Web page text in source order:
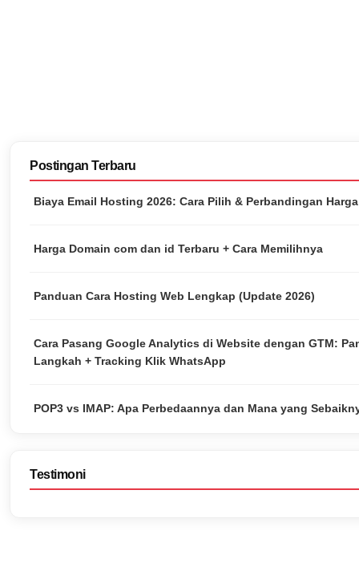
Postingan Terbaru
Biaya Email Hosting 2026: Cara Pilih & Perbandingan
Harga Domain com dan id Terbaru + Cara Memilihnya
Panduan Cara Hosting Web Lengkap (Update 2026)
Cara Pasang Google Analytics di Website dengan GTM:
Langkah + Tracking Klik WhatsApp
POP3 vs IMAP: Apa Perbedaannya dan Mana yang
Testimoni